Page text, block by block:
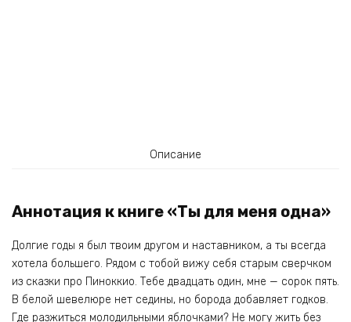
Описание
Аннотация к книге «Ты для меня одна»
Долгие годы я был твоим другом и наставником, а ты всегда
хотела большего. Рядом с тобой вижу себя старым сверчком
из сказки про Пиноккио. Тебе двадцать один, мне — сорок пять.
В белой шевелюре нет седины, но борода добавляет годков.
Где разжиться молодильными яблочками? Не могу жить без